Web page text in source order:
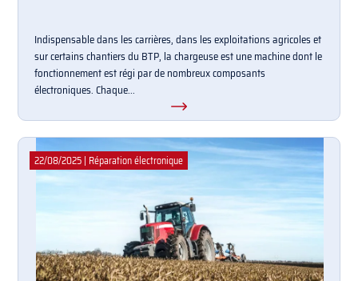
Indispensable dans les carrières, dans les exploitations agricoles et
sur certains chantiers du BTP, la chargeuse est une machine dont le
fonctionnement est régi par de nombreux composants
électroniques. Chaque...
22/08/2025 | Réparation électronique